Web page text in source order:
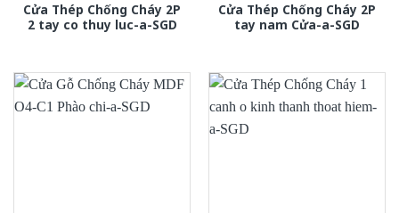
Cửa Thép Chống Cháy 2P
2 tay co thuy luc-a-SGD
Cửa Thép Chống Cháy 2P
tay nam Cửa-a-SGD